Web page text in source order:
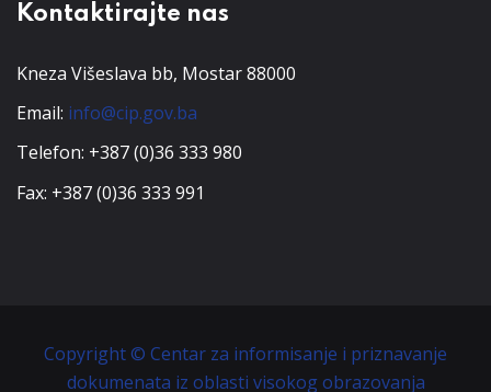
Kontaktirajte nas
Kneza Višeslava bb, Mostar 88000
Email: info@cip.gov.ba
Telefon: +387 (0)36 333 980
Fax: +387 (0)36 333 991
Copyright © Centar za informisanje i priznavanje
dokumenata iz oblasti visokog obrazovanja